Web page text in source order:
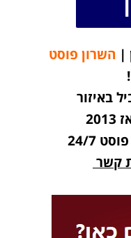
| השרון פוסט
באיזור
24/7
קשר